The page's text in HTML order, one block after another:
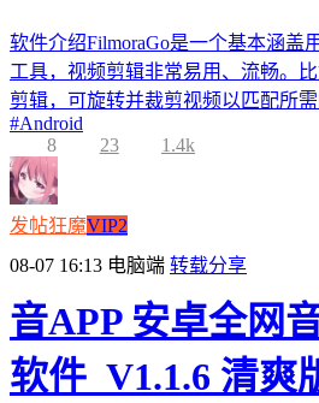
软件介绍FilmoraGo是一个基本涵盖
工具，视频剪辑非常易用、流畅。
剪辑，可旋转并裁剪视频以匹配所
#Android
8
23 1.4k
发帖狂魔VIP2
08-07 16:13 电脑端 转载分享
音APP 安卓全网
软件_V1.1.6 清爽